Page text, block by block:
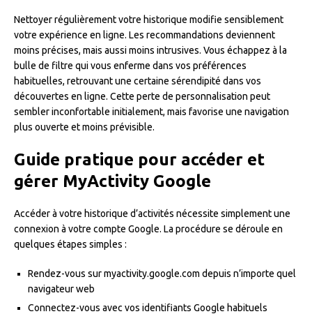
Nettoyer régulièrement votre historique modifie sensiblement
votre expérience en ligne. Les recommandations deviennent
moins précises, mais aussi moins intrusives. Vous échappez à la
bulle de filtre qui vous enferme dans vos préférences
habituelles, retrouvant une certaine sérendipité dans vos
découvertes en ligne. Cette perte de personnalisation peut
sembler inconfortable initialement, mais favorise une navigation
plus ouverte et moins prévisible.
Guide pratique pour accéder et
gérer MyActivity Google
Accéder à votre historique d’activités nécessite simplement une
connexion à votre compte Google. La procédure se déroule en
quelques étapes simples :
Rendez-vous sur myactivity.google.com depuis n’importe quel
navigateur web
Connectez-vous avec vos identifiants Google habituels